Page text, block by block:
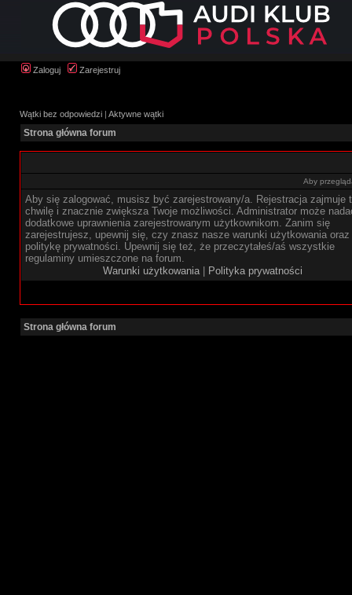
Zaloguj Zarejestruj
Wątki bez odpowiedzi | Aktywne wątki
Strona główna forum
Aby
Aby się zalogować, musisz być zarejestrowany/a. Rejestracja zajmuje
chwilę i znacznie zwiększa Twoje możliwości. Administrator może
dodatkowe uprawnienia zarejestrowanym użytkownikom. Zanim się
zarejestrujesz, upewnij się, czy znasz nasze warunki użytkowania oraz
politykę prywatności. Upewnij się też, że przeczytałeś/aś wszystkie
regulaminy umieszczone na forum.
Warunki użytkowania| Polityka prywatności
Strona główna forum